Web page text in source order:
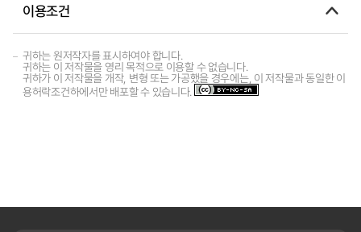
이용조건
귀하는 원저작자를 표시하여야 합니다.
귀하는 이 저작물을 영리 목적으로 이용할 수 없습니다.
귀하가 이 저작물을 개작, 변형 또는 가공했을 경우에는, 이 저작물과 동일한 이
용허락조건하에서만 배포할 수 있습니다.